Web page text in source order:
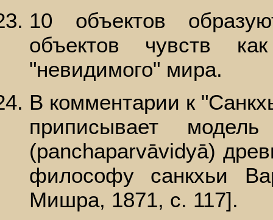
10 объектов
объектов чувств
"невидимого" мира.
В комментарии к
приписывает модель
(panchaparvāvidyā)
философу санкхьи
Мишра, 1871, с. 117].